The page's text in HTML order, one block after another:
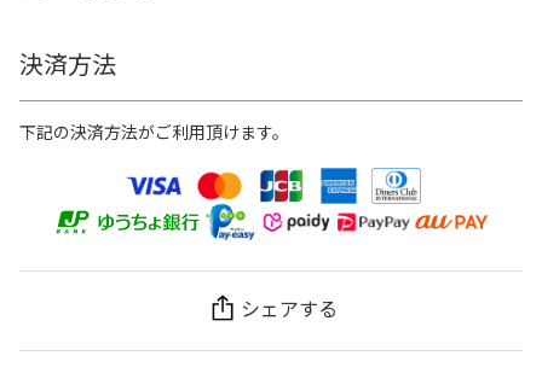
決済方法
下記の決済方法がご利用頂けます。
シェアする